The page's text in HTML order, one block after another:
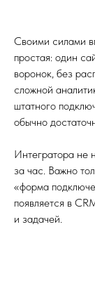
Своими силами
простая: один
воронок, без
сложной
штатного
обычно
Интегратора не
за час. Важно
«форма
появляется в
и задачей.